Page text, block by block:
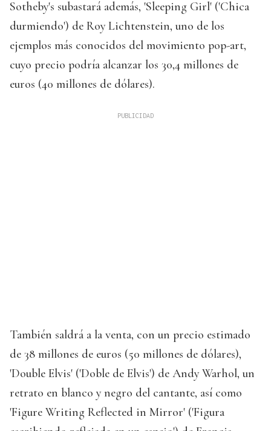
Sotheby's subastará además, 'Sleeping Girl' ('Chica
durmiendo') de Roy Lichtenstein, uno de los
ejemplos más conocidos del movimiento pop-art,
cuyo precio podría alcanzar los 30,4 millones de
euros (40 millones de dólares).
También saldrá a la venta, con un precio estimado
de 38 millones de euros (50 millones de dólares),
'Double Elvis' ('Doble de Elvis') de Andy Warhol, un
retrato en blanco y negro del cantante, así como
'Figure Writing Reflected in Mirror' ('Figura